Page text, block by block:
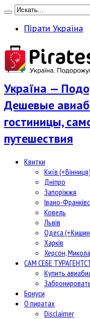
Пірати Україна
Україна —
Дешевые
гостиницы,
путешествия
Квитки
Київ (+Вінниця)
Дніпро
Запоріжжя
Івано-
Ковель
Львів
Одеса
Харків
Херсон,
САМ СЕБЕ
Купить
Бонуси
О пиратах
Disclaimer